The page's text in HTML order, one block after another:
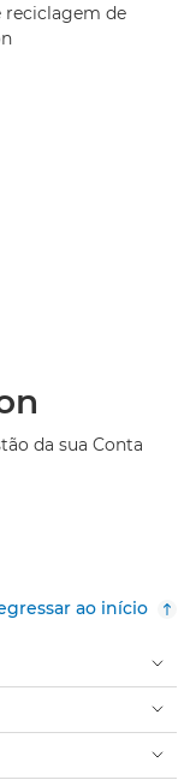
reciclagem de
da sua Conta
ao início